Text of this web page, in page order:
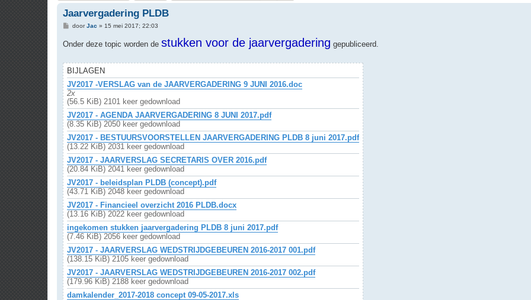
Jaarvergadering PLDB
B
i
t
doorJac » 15 mei 2017; 22:03
Onder deze topic worden de stukken voor de jaarvergadering gepubliceerd.
BIJLAGEN
JV2017 -VERSLAG van de JAARVERGADERING 9 JUNI 2016.doc
2x
(56.5 KiB) 2101 keer gedownload
JV2017 - AGENDA JAARVERGADERING 8 JUNI 2017.pdf
(8.35 KiB) 2050 keer gedownload
JV2017 - BESTUURSVOORSTELLEN JAARVERGADERING PLDB 8 juni 2017.pdf
(13.22 KiB) 2031 keer gedownload
JV2017 - JAARVERSLAG SECRETARIS OVER 2016.pdf
(20.84 KiB) 2041 keer gedownload
JV2017 - beleidsplan PLDB (concept).pdf
(43.71 KiB) 2048 keer gedownload
JV2017 - Financieel overzicht 2016 PLDB.docx
(13.16 KiB) 2022 keer gedownload
ingekomen stukken jaarvergadering PLDB 8 juni 2017.pdf
(7.46 KiB) 2056 keer gedownload
JV2017 - JAARVERSLAG WEDSTRIJDGEBEUREN 2016-2017 001.pdf
(138.15 KiB) 2105 keer gedownload
JV2017 - JAARVERSLAG WEDSTRIJDGEBEUREN 2016-2017 002.pdf
(179.96 KiB) 2188 keer gedownload
damkalender_2017-2018 concept 09-05-2017.xls